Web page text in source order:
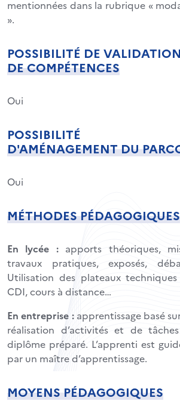
mentionnées dans la rubrique «
».
POSSIBILITÉ DE
DE COMPÉTENCES
Oui
POSSIBILITÉ
D'AMÉNAGEMENT DU
Oui
MÉTHODES PÉDAGOGIQUES
En lycée :apports théoriques,
travaux pratiques, exposés,
Utilisation des plateaux
CDI, cours à distance…
En entreprise :apprentissage basé
réalisation d’activités et de
diplôme préparé. L’apprenti est
par un maître d’apprentissage.
MOYENS PÉDAGOGIQUES